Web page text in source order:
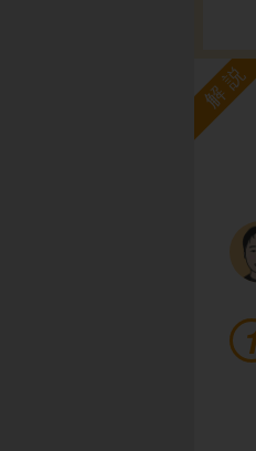
解説